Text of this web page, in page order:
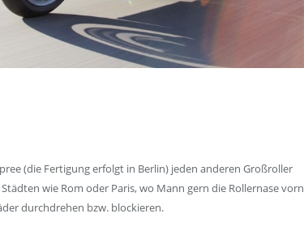
(die Fertigung erfolgt in Berlin) jeden anderen Großroller
wie Rom oder Paris, wo Mann gern die Rollernase vorn
durchdrehen bzw. blockieren.